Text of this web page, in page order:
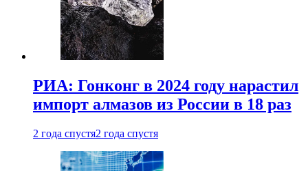
РИА: Гонконг в 2024 году нарастил
импорт алмазов из России в 18 раз
2 года спустя2 года спустя